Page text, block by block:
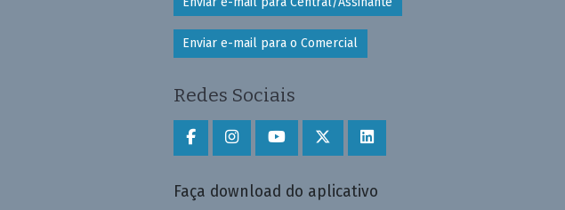
Enviar e-mail para o Comercial
Redes Sociais
Faça download do aplicativo